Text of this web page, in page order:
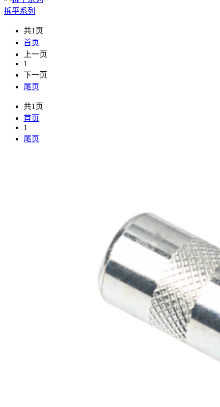
拆平系列
共1页
首页
上一页
1
下一页
尾页
共1页
首页
1
尾页